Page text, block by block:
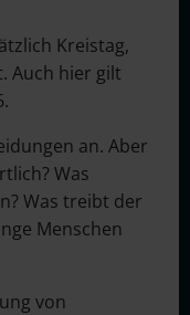
Kreistag,
Auch hier gilt
an. Aber
Was
Was treibt der
Menschen
von